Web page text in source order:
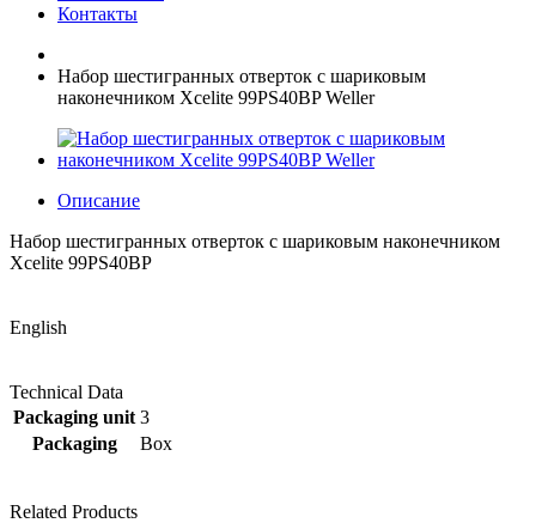
Контакты
Набор шестигранных отверток с шариковым
наконечником Xcelite 99PS40BP Weller
Описание
Набор шестигранных отверток с шариковым наконечником
Xcelite 99PS40BP
English
Technical Data
Packaging unit 3
Packaging
Box
Related Products